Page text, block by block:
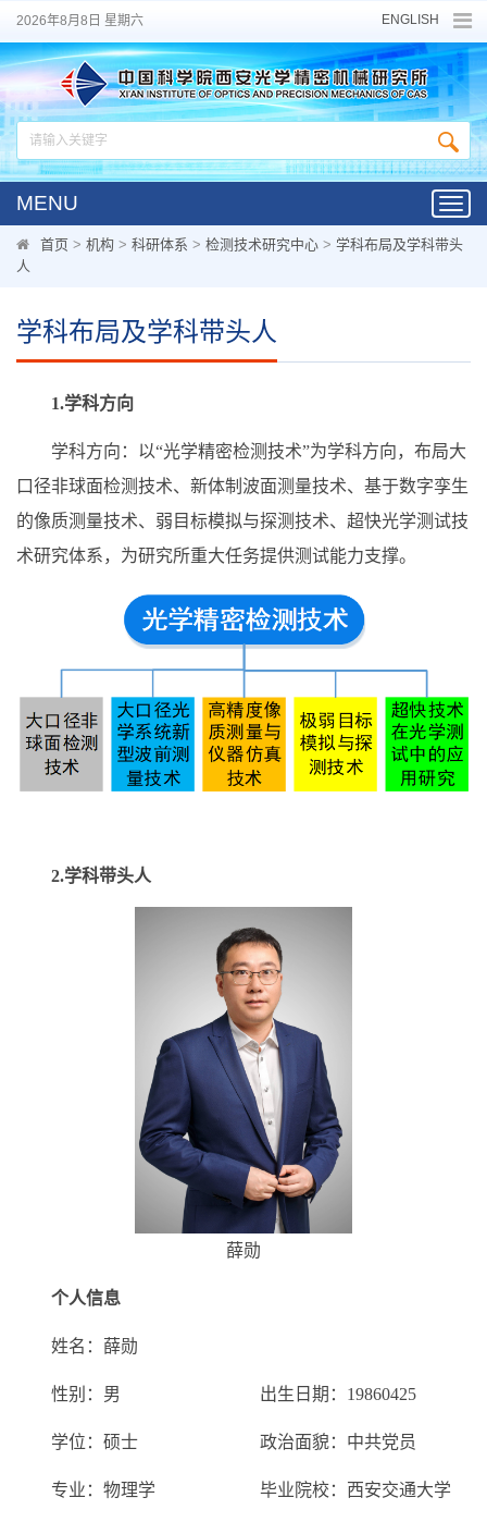
2026年8月8日 星期六 ENGLISH
MENU
首页 > 机构 > 科研体系 > 检测技术研究中心 > 学科布局及学科带头
人
学科布局及学科带头人
1.学科方向
学科方向：以“光学精密检测技术”为学科方向，布局大
口径非球面检测技术、新体制波面测量技术、基于数字孪生
的像质测量技术、弱目标模拟与探测技术、超快光学测试技
术研究体系，为研究所重大任务提供测试能力支撑。
2.学科带头人
薛勋
个人信息
姓名：薛勋
性别：男 出生日期：19860425
学位：硕士 政治面貌：中共党员
专业：物理学 毕业院校：西安交通大学